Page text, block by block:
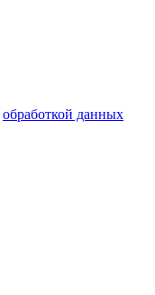
обработкой данных